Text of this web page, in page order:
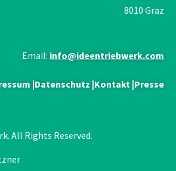
8010 Graz
Email: info@ideentriebwerk.com
|Datenschutz |Kontakt |Presse
All Rights Reserved.